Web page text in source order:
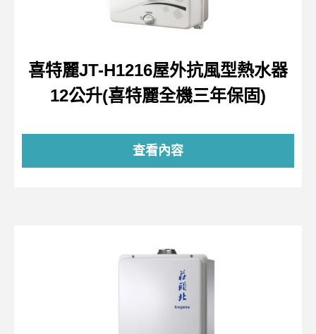
喜特麗JT-H1216屋外抗風型熱水器
12公升(喜特麗全機三年保固)
查看內容